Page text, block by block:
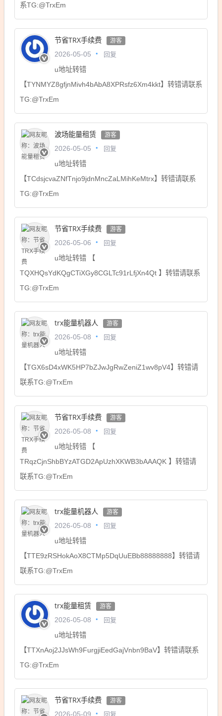
系TG:@TrxEm
节省TRX手续费 游客
2026-05-05 回复
u地址转错
【TYNMYZ8gfjnMivh4bAbA8XPRsfz6Xm4kkt】转错请联系
TG:@TrxEm
波场能量租赁 游客
2026-05-05 回复
u地址转错
【TCdsjcvaZNfTnjo9jdnMncZaLMihKeMtrx】转错请联系
TG:@TrxEm
节省TRX手续费 游客
2026-05-06 回复
u地址转错 【
TQXHQsYdKQgCTiXGy8CGLTc91rLfjXn4Qt 】转错请联系
TG:@TrxEm
trx能量机器人 游客
2026-05-08 回复
u地址转错
【TGX6sD4xWK5HP7bZJwJgRwZeniZ1wv8pV4】转错请
联系TG:@TrxEm
节省TRX手续费 游客
2026-05-08 回复
u地址转错 【
TRqzCjnShbBYzATGD2ApUzhXKWB3bAAAQK 】转错请
联系TG:@TrxEm
trx能量机器人 游客
2026-05-08 回复
u地址转错
【TTE9zRSHokAoX8CTMp5DqUuEBb88888888】转错请
联系TG:@TrxEm
trx能量租赁 游客
2026-05-08 回复
u地址转错
【TTXnAoj2JJsWh9FurgjiEedGajVnbn9BaV】转错请联系
TG:@TrxEm
节省TRX手续费 游客
2026-05-09 回复